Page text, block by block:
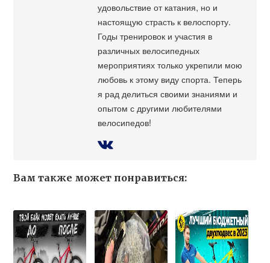
удовольствие от катания, но и
настоящую страсть к велоспорту.
Годы тренировок и участия в
различных велосипедных
мероприятиях только укрепили мою
любовь к этому виду спорта. Теперь
я рад делиться своими знаниями и
опытом с другими любителями
велосипедов!
Вам также может понравиться: